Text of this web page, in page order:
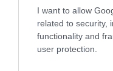
I want to allow
related to security,
functionality and
user protection.
Νύχτα τρόμου στην
Διέρρηξαν σπίτι
προκάλεσαν
ταβέρνα
Ενισχύεται το ΕΚΑΒ
Μαντουδίου με δύο